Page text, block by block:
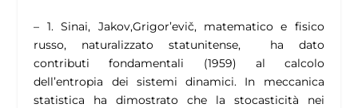
– 1.Sinai, Jakov,Grigor’evič, matematico e fisico
russo, naturalizzato statunitense, ha dato
contributi fondamentali (1959) al calcolo
dell’entropia dei sistemi dinamici. In meccanica
statistica ha dimostrato che la stocasticità nei